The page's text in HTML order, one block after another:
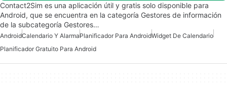
Contact2Sim es una aplicación útil y gratis solo disponible para
Android, que se encuentra en la categoría Gestores de información
de la subcategoría Gestores…
AndroidCalendario Y AlarmaPlanificador Para AndroidWidget De Calendario
Planificador Gratuito Para Android